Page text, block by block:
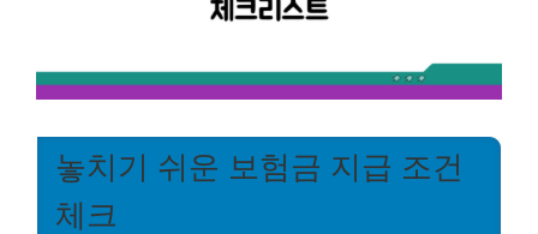
놓치기 쉬운 보험금 지급 조건
체크